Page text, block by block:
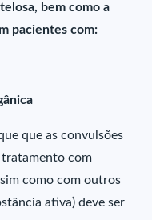
bem como a
pacientes com:
que as convulsões
tratamento com
como com outros
ativa) deve ser